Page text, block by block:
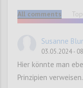
Durch eine
All comments
Susanne
03.05.2024 -
Hier könnte man
Prinzipien verweisen.